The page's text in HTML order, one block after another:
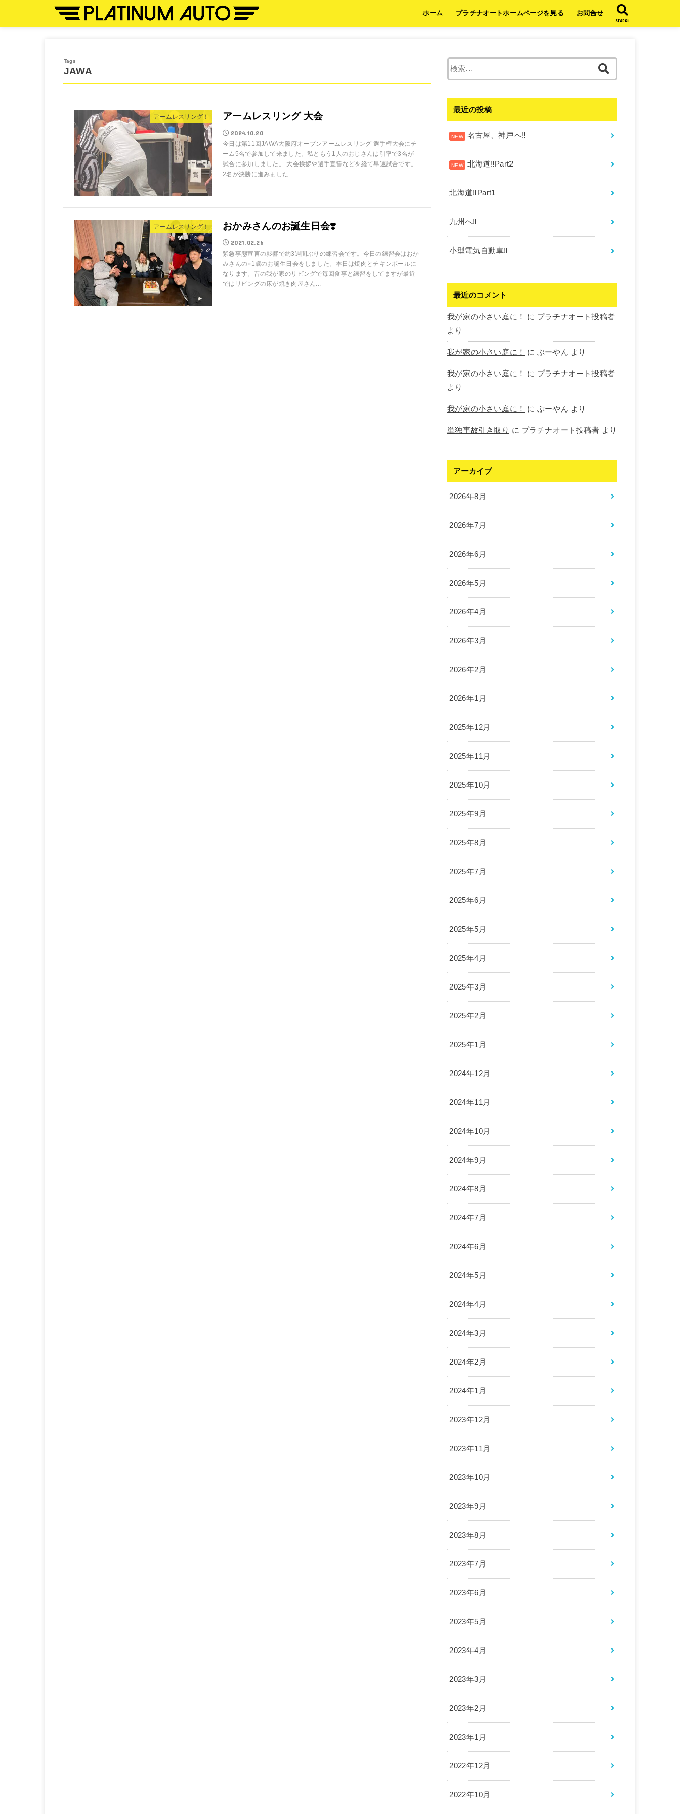
ホーム プラチナオートホームページを見る お問合せ
SEARCH
JAWA
アームレスリング！ アームレスリング 大会
2024.10.20
今日は第11回JAWA大阪府オープンアームレスリング 選手権大会にチ
ーム5名で参加して来ました。私ともう1人のおじさんは引率で3名が
試合に参加しました。 大会挨拶や選手宣誓などを経て早速試合です。
2名が決勝に進みました...
アームレスリング！ おかみさんのお誕生日会❣️
2021.02.26
緊急事態宣言の影響で約3週間ぶりの練習会です。今日の練習会はおか
みさんの○1歳のお誕生日会をしました。本日は焼肉とチキンボールに
なります。昔の我が家のリビングで毎回食事と練習をしてますが最近
ではリビングの床が焼き肉屋さん...
最近の投稿
名古屋、神戸へ‼︎
北海道‼︎Part2
北海道‼︎Part1
九州へ‼︎
小型電気自動車‼︎
最近のコメント
我が家の小さい庭に！ に プラチナオート投稿者
より
我が家の小さい庭に！ に ぶーやん より
我が家の小さい庭に！ に プラチナオート投稿者
より
我が家の小さい庭に！ に ぶーやん より
単独事故引き取り に プラチナオート投稿者 より
アーカイブ
2026年8月
2026年7月
2026年6月
2026年5月
2026年4月
2026年3月
2026年2月
2026年1月
2025年12月
2025年11月
2025年10月
2025年9月
2025年8月
2025年7月
2025年6月
2025年5月
2025年4月
2025年3月
2025年2月
2025年1月
2024年12月
2024年11月
2024年10月
2024年9月
2024年8月
2024年7月
2024年6月
2024年5月
2024年4月
2024年3月
2024年2月
2024年1月
2023年12月
2023年11月
2023年10月
2023年9月
2023年8月
2023年7月
2023年6月
2023年5月
2023年4月
2023年3月
2023年2月
2023年1月
2022年12月
2022年10月